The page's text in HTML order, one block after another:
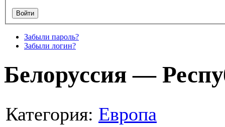
Забыли пароль?
Забыли логин?
Белоруссия —
Категория: Европа